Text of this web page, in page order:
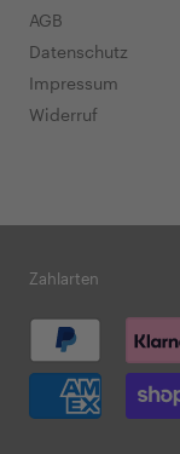
AGB
Datenschutz
Impressum
Widerruf
Zahlarten